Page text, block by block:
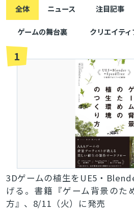
全体 ニュース 注目記事
ゲームの舞台裏 クリエイティ
1
3Dゲームの植生をUE5・
げる。書籍『ゲーム背景のた
方』、8/11（火）に発売